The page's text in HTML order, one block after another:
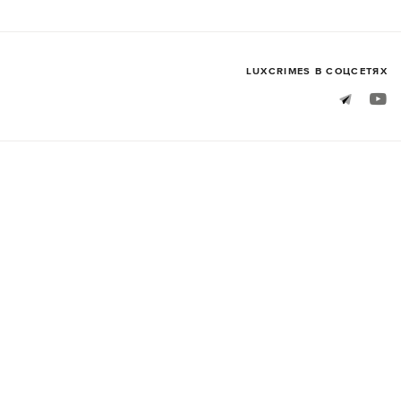
LUXСRIMES В СОЦСЕТЯХ